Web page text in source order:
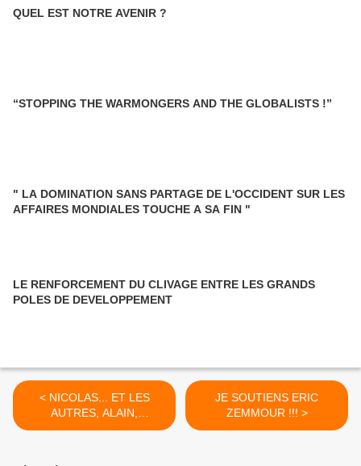
QUEL EST NOTRE AVENIR ?
“STOPPING THE WARMONGERS AND THE GLOBALISTS !”
" LA DOMINATION SANS PARTAGE DE L'OCCIDENT SUR LES
AFFAIRES MONDIALES TOUCHE A SA FIN "
LE RENFORCEMENT DU CLIVAGE ENTRE LES GRANDS
POLES DE DEVELOPPEMENT
< NICOLAS... ET LES
AUTRES, ALAIN,
FRANCOIS, BRUNO,
JE SOUTIENS ERIC
ZEMMOUR !!! >